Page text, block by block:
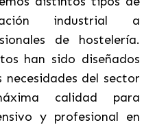
industrial a
de hostelería.
han sido diseñados
del sector
calidad para
y profesional en